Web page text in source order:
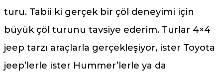
turu. Tabii ki gerçek bir çöl deneyimi için
büyük çöl turunu tavsiye ederim. Turlar 4×4
jeep tarzı araçlarla gerçekleşiyor, ister Toyota
jeep’lerle ister Hummer’lerle ya da